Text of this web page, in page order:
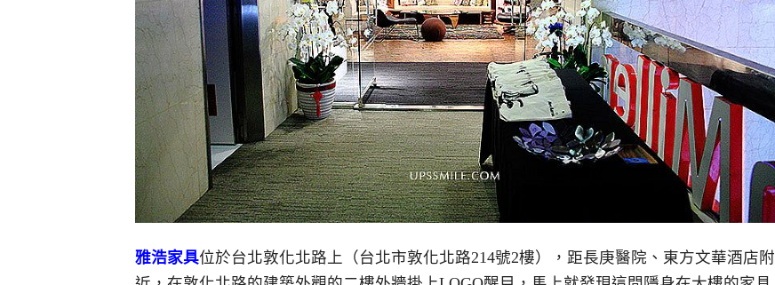
雅浩家具位於台北敦化北路上（台北市敦化北路214號2樓），距長庚醫院、東方文華酒店附